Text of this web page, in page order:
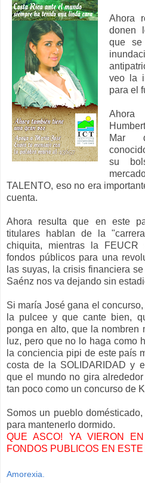
Ahora
donen
que
veo la
para el
Mar
su
TALENTO, eso no era
cuenta.
Ahora resulta que en este
titulares hablan de la
chiquita, mientras la
fondos públicos para una
las suyas, la crisis financiera
Saénz nos va dejando sin
Si maría José gana el
la pulcee y que cante bien,
ponga en alto, que la nombren
luz, pero que no lo haga como
la conciencia pipi de este país
costa de la SOLIDARIDAD y
que el mundo no gira
tan poco como un concurso de
Somos un pueblo
para mantenerlo dormido.
QUE ASCO! YA VIERON
FONDOS PUBLICOS EN ESTE
Amorexia.